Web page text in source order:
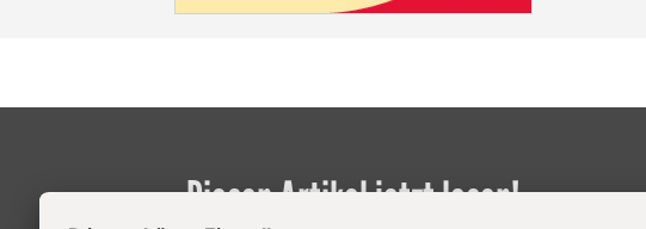
Diesen Artikel jetzt lesen!